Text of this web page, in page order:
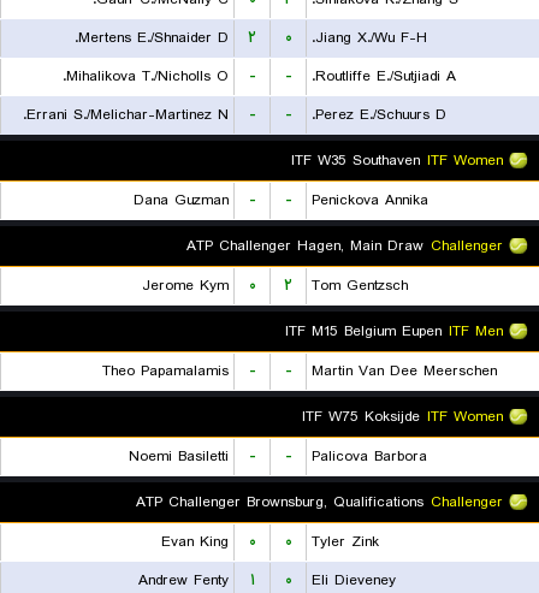
Jiang X./Wu F-H.
۰ ۲
Mertens E./Shnaider D.
Routliffe E./Sutjiadi A.
-
-
Mihalikova T./Nicholls O.
Perez E./Schuurs D.
-
-
Errani S./Melichar-Martinez N.
ITF Women
ITF W35 Southaven
Penickova Annika
-
-
Dana Guzman
Challenger
ATP Challenger Hagen, Main Draw
Tom Gentzsch
۲ ۰
Jerome Kym
ITF Men
ITF M15 Belgium Eupen
Martin Van Dee Meerschen
-
-
Theo Papamalamis
ITF Women
ITF W75 Koksijde
Palicova Barbora
-
-
Noemi Basiletti
Challenger
ATP Challenger Brownsburg, Qualifications
Tyler Zink
۰ ۰
Evan King
Eli Dieveney
۰ ۱
Andrew Fenty